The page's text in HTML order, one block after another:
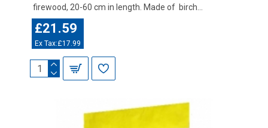
firewood, 20-60 cm in length. Made of birch...
£21.59
Ex Tax:£17.99